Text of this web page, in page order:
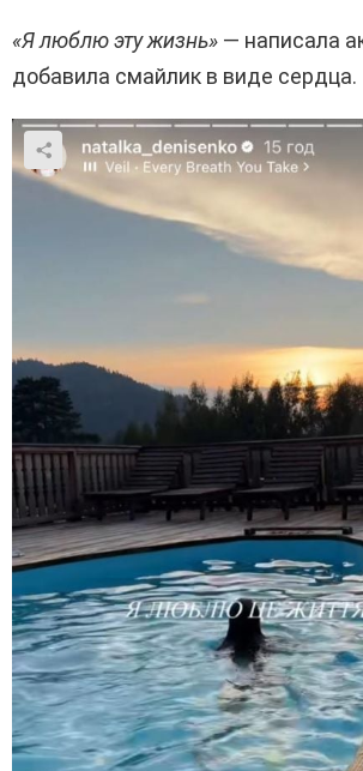
«Я люблю эту жизнь» — написала
добавила смайлик в виде сердца.